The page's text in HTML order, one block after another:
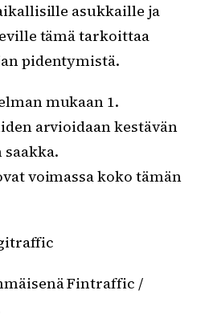
asukkaille ja
tämä tarkoittaa
pidentymistä.
mukaan 1.
arvioidaan kestävän
voimassa koko tämän
Fintraffic /